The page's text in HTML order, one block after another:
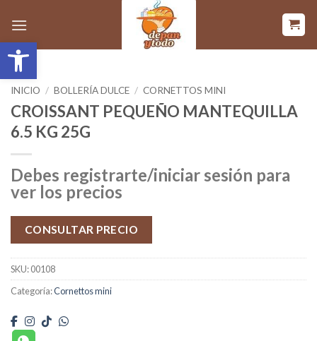
Abrir barra de herramientas
contenido
INICIO / BOLLERÍA DULCE / CORNETTOS MINI
CROISSANT PEQUEÑO MANTEQUILLA
6.5 KG 25G
Debes registrarte/iniciar sesión para
ver los precios
CONSULTAR PRECIO
SKU:00108
Categoría:Cornettos mini